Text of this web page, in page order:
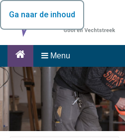
Ga naar de inhoud
Menu